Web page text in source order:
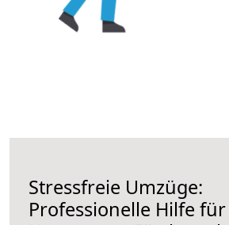
Stressfreie Umzüge:
Professionelle Hilfe